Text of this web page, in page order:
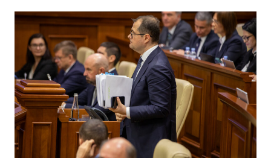
отставку из-за налоговой реформы. При этом
причины своего ухода он